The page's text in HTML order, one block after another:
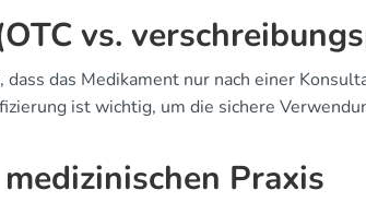
vs.
das Medikament nur nach einer
ist wichtig, um die sichere
Praxis